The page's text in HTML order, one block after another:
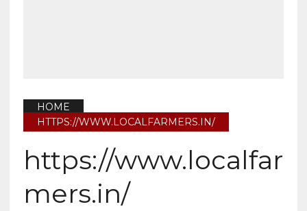
HOME
HTTPS://WWW.LOCALFARMERS.IN/
https://www.localfar
mers.in/